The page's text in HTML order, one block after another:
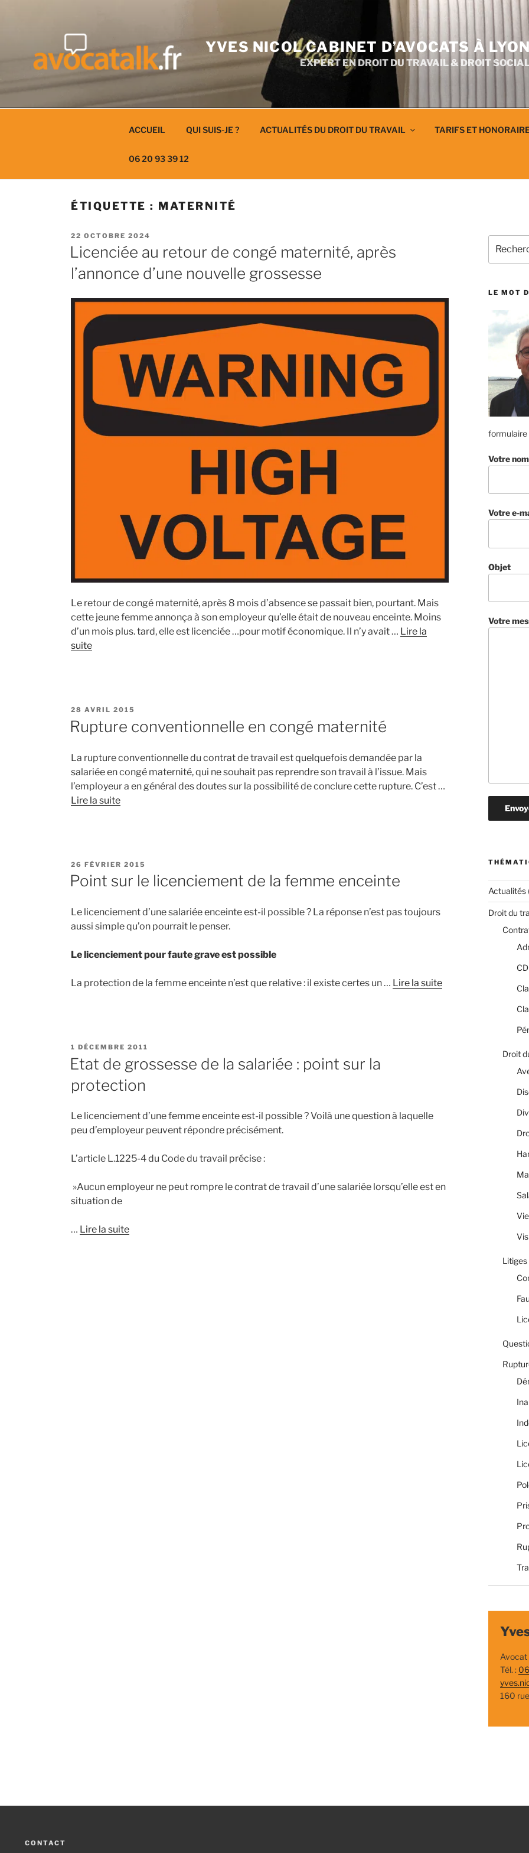
YVES NICOL CABINET D’AVOCATS À
EXPERT EN DROIT DU TRAVAIL & DROIT
ACCUEIL QUI SUIS-JE ? ACTUALITÉS DU DROIT DU TRAVAIL TARIFS ET
06 20 93 39 12
ÉTIQUETTE : MATERNITÉ
PUBLIÉ
LE
22 OCTOBRE 2024
Licenciée au retour de congé maternité, après
l’annonce d’une nouvelle grossesse
Le retour de congé maternité, après 8 mois d’absence se passait bien, pourtant. Mais
cette jeune femme annonça à son employeur qu’elle était de nouveau enceinte. Moins
d’un mois plus. tard, elle est licenciée …pour motif économique. Il n’y avait … Lire la
suite
PUBLIÉ
LE
28 AVRIL 2015
Rupture conventionnelle en congé maternité
La rupture conventionnelle du contrat de travail est quelquefois demandée par la
salariée en congé maternité, qui ne souhait pas reprendre son travail à l’issue. Mais
l’employeur a en général des doutes sur la possibilité de conclure cette rupture. C’est …
Lire la suite
PUBLIÉ
LE
26 FÉVRIER 2015
Point sur le licenciement de la femme enceinte
Le licenciement d’une salariée enceinte est-il possible ? La réponse n’est pas toujours
aussi simple qu’on pourrait le penser.
Le licenciement pour faute grave est possible
La protection de la femme enceinte n’est que relative : il existe certes un … Lire la suite
PUBLIÉ
LE
1 DÉCEMBRE 2011
Etat de grossesse de la salariée : point sur la
protection
Le licenciement d’une femme enceinte est-il possible ? Voilà une question à laquelle
peu d’employeur peuvent répondre précisément.
L’article L.1225-4 du Code du travail précise :
»Aucun employeur ne peut rompre le contrat de travail d’une salariée lorsqu’elle est en
situation de
… Lire la suite
pour
LE MOT
formulaire
Votre nom
Votre e-
Objet
Votre
Actualités
Droit du
Droit
Litiges
Avocat
Tél. :
160
CONTACT